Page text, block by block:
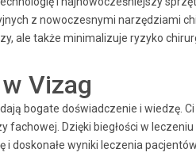
z nowoczesnymi narzędziami
ale także minimalizuje ryzyko
Vizag
bogate doświadczenie i wiedzę.
Dzięki biegłości w
doskonałe wyniki leczenia pacjentów.